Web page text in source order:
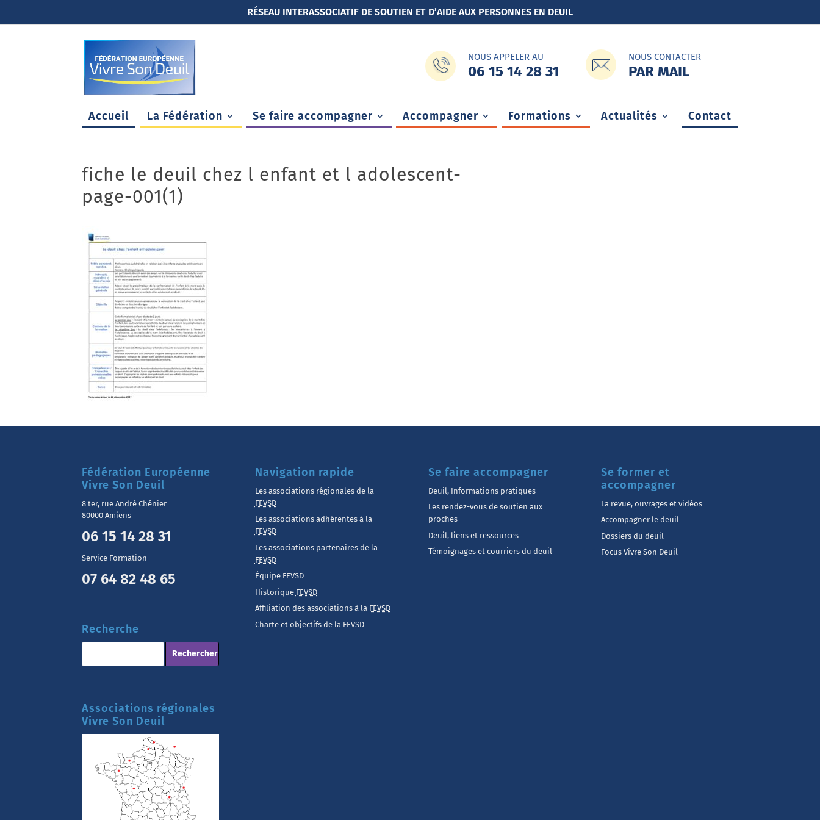
RÉSEAU INTERASSOCIATIF DE SOUTIEN ET D’AIDE AUX PERSONNES EN DEUIL
NOUS APPELER AU
06 15 14 28 31
NOUS CONTACTER
PAR MAIL
Accueil La Fédération Se faire accompagner Accompagner Formations Actualités Contact
fiche le deuil chez l enfant et l adolescent-
page-001(1)
Fédération Européenne
Vivre Son Deuil
8 ter, rue André Chénier
80000 Amiens
06 15 14 28 31
Service Formation
07 64 82 48 65
Recherche
Associations régionales
Vivre Son Deuil
Navigation rapide
Les associations régionales de la
FEVSD
Les associations adhérentes à la
FEVSD
Les associations partenaires de la
FEVSD
Équipe FEVSD
Historique FEVSD
Affiliation des associations à la FEVSD
Charte et objectifs de la FEVSD
Se faire accompagner
Deuil, Informations pratiques
Les rendez-vous de soutien aux
proches
Deuil, liens et ressources
Témoignages et courriers du deuil
Se former et
accompagner
La revue, ouvrages et vidéos
Accompagner le deuil
Dossiers du deuil
Focus Vivre Son Deuil